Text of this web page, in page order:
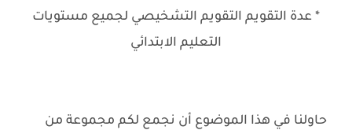
* عدة التقويم التقويم التشخيصي لجميع مستويات
التعليم الابتدائي
حاولنا في هذا الموضوع أن نجمع لكم مجموعة من